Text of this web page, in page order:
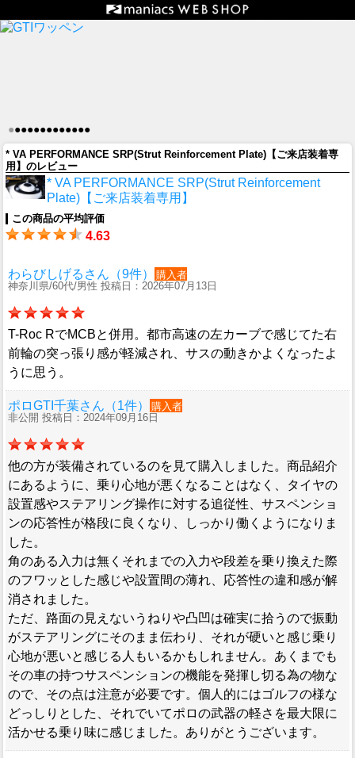
●●●●●●●●●●●●●
* VA PERFORMANCE SRP(Strut Reinforcement Plate)【ご来店装着専
用】のレビュー
* VA PERFORMANCE SRP(Strut Reinforcement
Plate)【ご来店装着専用】
この商品の平均評価
4.63
わらびしげるさん（9件）
購入者
神奈川県/60代/男性 投稿日：2026年07月13日
T-Roc RでMCBと併用。都市高速の左カーブで感じてた右
前輪の突っ張り感が軽減され、サスの動きかよくなったよ
うに思う。
ポロGTI千葉さん（1件）
購入者
非公開 投稿日：2024年09月16日
他の方が装備されているのを見て購入しました。商品紹介
にあるように、乗り心地が悪くなることはなく、タイヤの
設置感やステアリング操作に対する追従性、サスペンショ
ンの応答性が格段に良くなり、しっかり働くようになりま
した。
角のある入力は無くそれまでの入力や段差を乗り換えた際
のフワッとした感じや設置間の薄れ、応答性の違和感が解
消されました。
ただ、路面の見えないうねりや凸凹は確実に拾うので振動
がステアリングにそのまま伝わり、それが硬いと感じ乗り
心地が悪いと感じる人もいるかもしれません。あくまでも
その車の持つサスペンションの機能を発揮し切る為の物な
ので、その点は注意が必要です。個人的にはゴルフの様な
どっしりとした、それでいてポロの武器の軽さを最大限に
活かせる乗り味に感じました。ありがとうございます。